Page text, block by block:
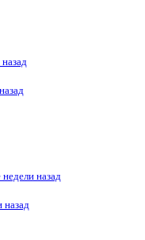
недели назад
назад